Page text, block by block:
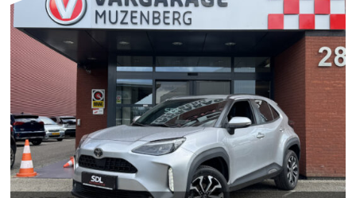
LED achterlichten
LED koplampen
Lichtmetalen velgen
Lichtmetalen velgen
Lichtmetalen velgen 18"
Metaalkleur